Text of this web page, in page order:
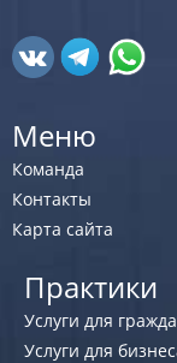
Меню
Команда
Контакты
Карта сайта
Практики
Услуги для
Услуги для